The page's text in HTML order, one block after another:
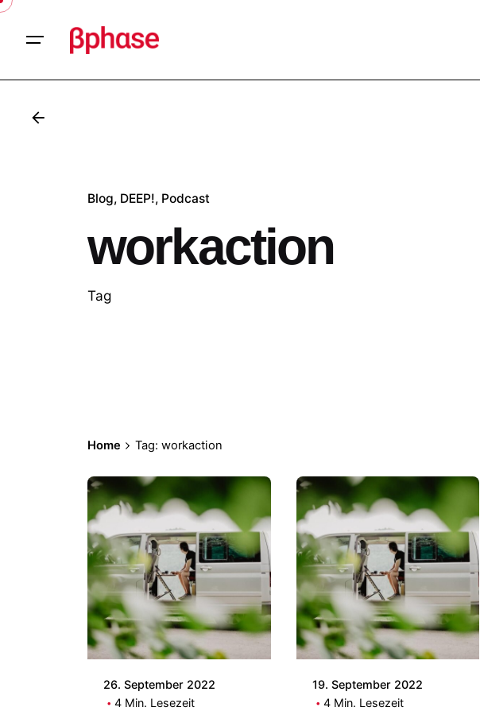
Skip
Blog DEEP! Podcast
workaction
Tag
Home Tag: workaction
Posted by
Patrick
26. September 2022
4 Min. Lesezeit
Posted by
Patrick
19. September 2022
4 Min. Lesezeit